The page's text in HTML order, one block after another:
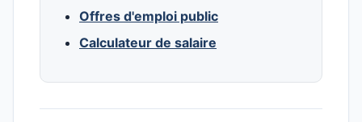
Offres d'emploi public
Calculateur de salaire